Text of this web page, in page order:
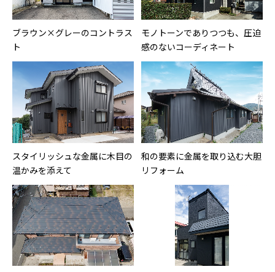
ブラウン×グレーのコントラス
ト
モノトーンでありつつも、圧迫
感のないコーディネート
スタイリッシュな金属に木目の
温かみを添えて
和の要素に金属を取り込む大胆
リフォーム